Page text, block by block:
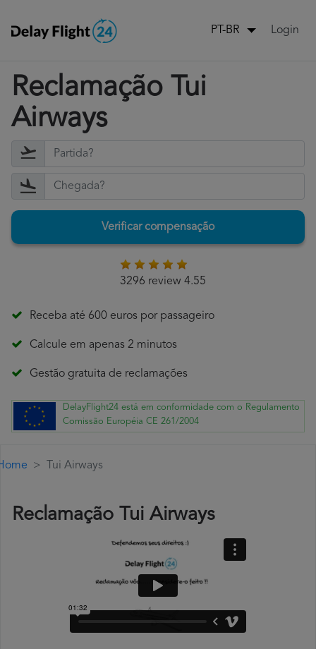
PT-BR Login
Reclamação Tui
Airways
Verificar compensação
3296 review 4.55
Receba até 600 euros por passageiro
Calcule em apenas 2 minutos
Gestão gratuita de reclamações
DelayFlight24 está em conformidade com o Regulamento
Comissão Européia CE 261/2004
Tui Airways
Reclamação Tui Airways